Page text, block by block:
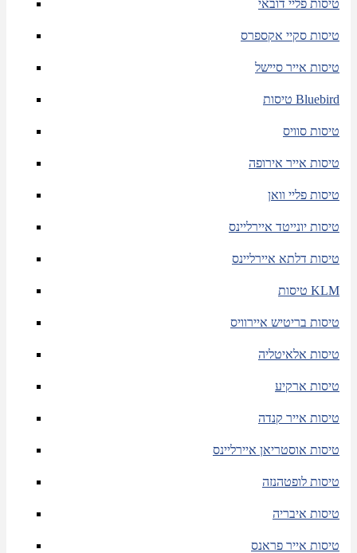
טיסות פליי דובאי
טיסות סקיי אקספרס
טיסות אייר סיישל
טיסות Bluebird
טיסות סוויס
טיסות אייר אירופה
טיסות פליי וואן
טיסות יונייטד איירליינס
טיסות דלתא איירליינס
טיסות KLM
טיסות בריטיש איירוויס
טיסות אלאיטליה
טיסות ארקיע
טיסות אייר קנדה
טיסות אוסטריאן איירליינס
טיסות לופטהנזה
טיסות איבריה
טיסות אייר פראנס